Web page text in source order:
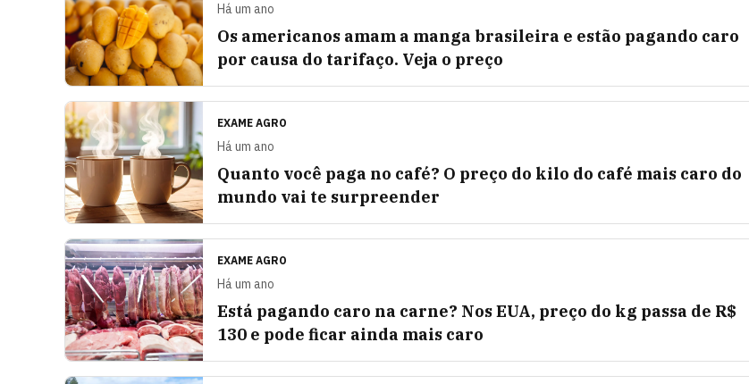
Há um ano
Os americanos amam a manga brasileira e estão pagando caro
por causa do tarifaço. Veja o preço
EXAME AGRO
Há um ano
Quanto você paga no café? O preço do kilo do café mais caro do
mundo vai te surpreender
EXAME AGRO
Há um ano
Está pagando caro na carne? Nos EUA, preço do kg passa de R$
130 e pode ficar ainda mais caro